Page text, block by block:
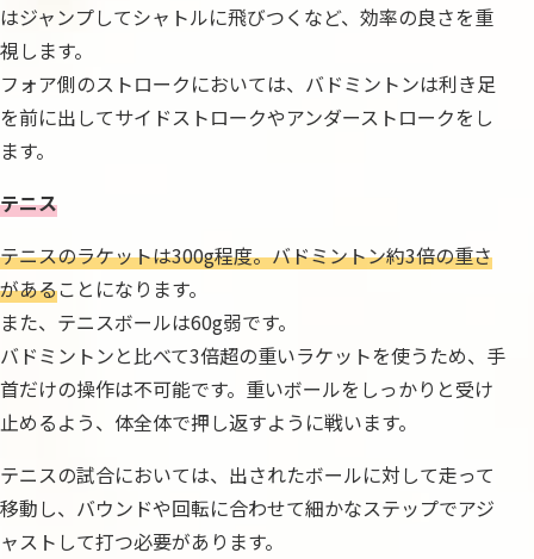
はジャンプしてシャトルに飛びつくなど、効率の良さを重
視します。
フォア側のストロークにおいては、バドミントンは利き足
を前に出してサイドストロークやアンダーストロークをし
ます。
テニス
テニスのラケットは300g程度。バドミントン約3倍の重さ
があることになります。
また、テニスボールは60g弱です。
バドミントンと比べて3倍超の重いラケットを使うため、手
首だけの操作は不可能です。重いボールをしっかりと受け
止めるよう、体全体で押し返すように戦います。
テニスの試合においては、出されたボールに対して走って
移動し、バウンドや回転に合わせて細かなステップでアジ
ャストして打つ必要があります。